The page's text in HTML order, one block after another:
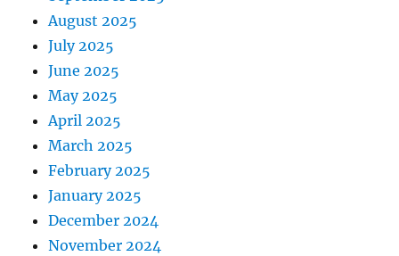
August 2025
July 2025
June 2025
May 2025
April 2025
March 2025
February 2025
January 2025
December 2024
November 2024